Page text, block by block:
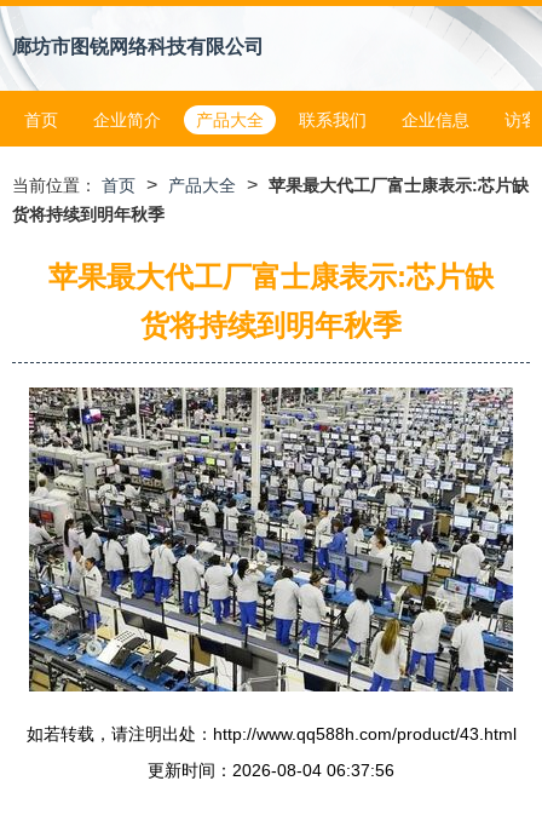
廊坊市图锐网络科技有限公司
首页 企业简介 产品大全 联系我们 企业信息 访客
当前位置： 首页 > 产品大全 > 苹果最大代工厂富士康表示:芯片缺
货将持续到明年秋季
苹果最大代工厂富士康表示:芯片缺
货将持续到明年秋季
如若转载，请注明出处：http://www.qq588h.com/product/43.html
更新时间：2026-08-04 06:37:56